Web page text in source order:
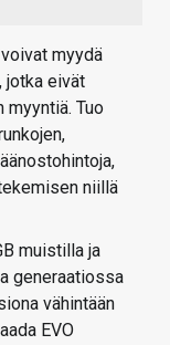
myydä
jotka eivät
Tuo
niillä
muistilla ja
generaatiossa
vähintään
EVO